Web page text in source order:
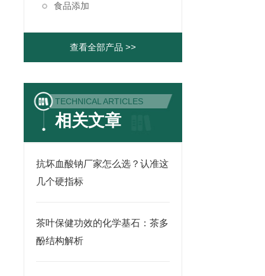
食品添加
查看全部产品 >>
TECHNICAL ARTICLES
相关文章
抗坏血酸钠厂家怎么选？认准这
几个硬指标
茶叶保健功效的化学基石：茶多
酚结构解析